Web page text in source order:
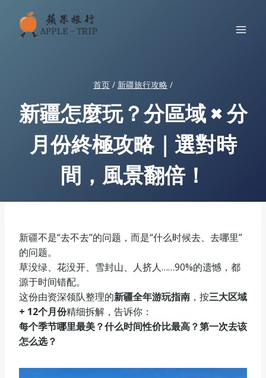
首页 / 新疆旅行攻略 /
新疆怎麼玩？分區域 × 分
月份終極攻略｜選對時
間，風景翻倍！
新疆不是“去不去”的问题，而是“什么时候去、去哪里”
的问题。
草没绿、花没开、雪封山、人挤人……90%的遗憾，都
源于时间错配。
这份由资深领队整理的新疆全年游玩指南 ，按三大区域
+ 12个月份精细拆解，告诉你：
每个季节哪里最美？什么时间性价比最高？第一次去该
怎么选？